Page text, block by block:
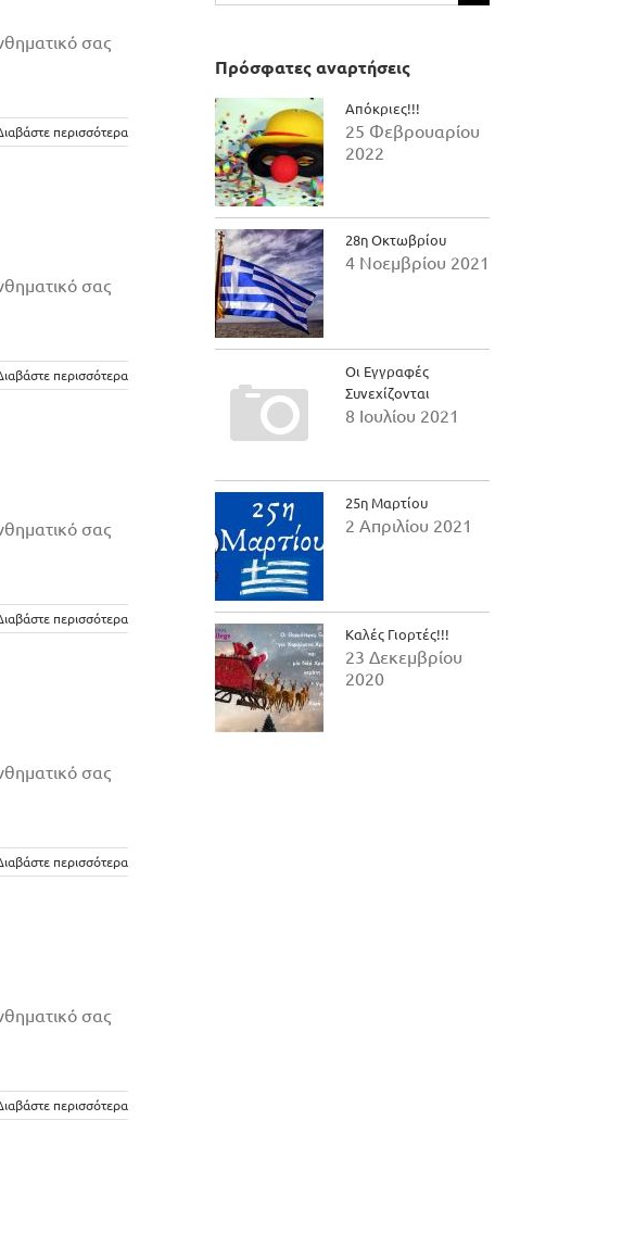
σας
περισσότερα
σας
περισσότερα
σας
περισσότερα
σας
περισσότερα
σας
περισσότερα
για:
Πρόσφατες αναρτήσεις
Απόκριες!!!
25 Φεβρουαρίου
2022
28η Οκτωβρίου
4 Νοεμβρίου 2021
Οι Εγγραφές
Συνεχίζονται
8 Ιουλίου 2021
25η Μαρτίου
2 Απριλίου 2021
Καλές Γιορτές!!!
23 Δεκεμβρίου
2020